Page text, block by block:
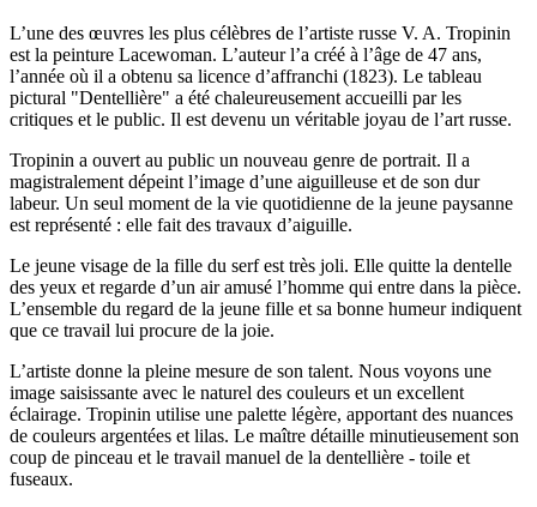
L’une des œuvres les plus célèbres de l’artiste russe V. A. Tropinin
est la peinture Lacewoman. L’auteur l’a créé à l’âge de 47 ans,
l’année où il a obtenu sa licence d’affranchi (1823). Le tableau
pictural "Dentellière" a été chaleureusement accueilli par les
critiques et le public. Il est devenu un véritable joyau de l’art russe.
Tropinin a ouvert au public un nouveau genre de portrait. Il a
magistralement dépeint l’image d’une aiguilleuse et de son dur
labeur. Un seul moment de la vie quotidienne de la jeune paysanne
est représenté : elle fait des travaux d’aiguille.
Le jeune visage de la fille du serf est très joli. Elle quitte la dentelle
des yeux et regarde d’un air amusé l’homme qui entre dans la pièce.
L’ensemble du regard de la jeune fille et sa bonne humeur indiquent
que ce travail lui procure de la joie.
L’artiste donne la pleine mesure de son talent. Nous voyons une
image saisissante avec le naturel des couleurs et un excellent
éclairage. Tropinin utilise une palette légère, apportant des nuances
de couleurs argentées et lilas. Le maître détaille minutieusement son
coup de pinceau et le travail manuel de la dentellière - toile et
fuseaux.